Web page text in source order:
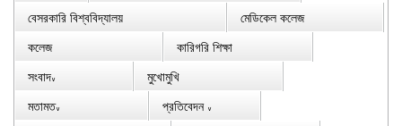
বেসরকারি বিশ্ববিদ্যালয়
মেডিকেল কলেজ
কলেজ
কারিগরি শিক্ষা
সংবাদ∨
মুখোমুখি
মতামত∨ প্রতিবেদন ∨